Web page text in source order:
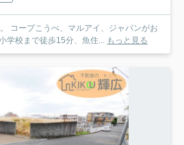
コープこうべ、マルアイ、ジャパンがお
学校まで徒歩15分、魚住... もっと見る